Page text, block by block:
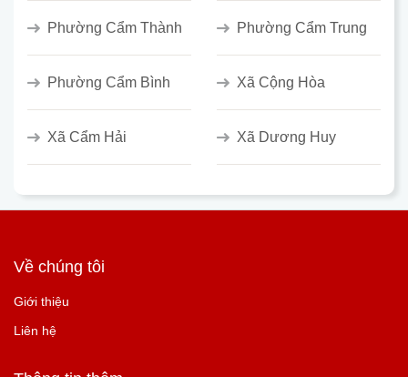
Phường Cẩm Thành Phường Cẩm Trung
Phường Cẩm Bình Xã Cộng Hòa
Xã Cẩm Hải Xã Dương Huy
Về chúng tôi
Giới thiệu
Liên hệ